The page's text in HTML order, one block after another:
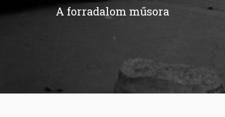
A forradalom műsora